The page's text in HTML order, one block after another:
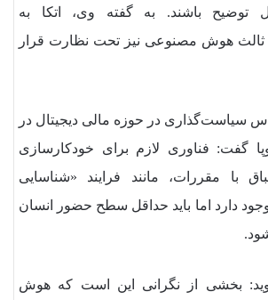
توضیح باشند. به گفته وی، اتکا به
هوش مصنوعی نیز تحت نظارت قرار
سیاست‌گذاری در حوزه مالی دیجیتال در
گفت: فناوری لازم برای خودکارسازی
با مقررات، مانند فرایند «شناسایی
دارد اما باید حداقل سطح حضور انسان
بخشی از نگرانی این است که هوش